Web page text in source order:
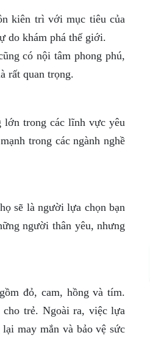
kiên trì với mục tiêu của
do khám phá thế giới.
có nội tâm phong phú,
rất quan trọng.
lớn trong các lĩnh vực yêu
trong các ngành nghề
sẽ là người lựa chọn bạn
người thân yêu, nhưng
đỏ, cam, hồng và tím.
trẻ. Ngoài ra, việc lựa
may mắn và bảo vệ sức